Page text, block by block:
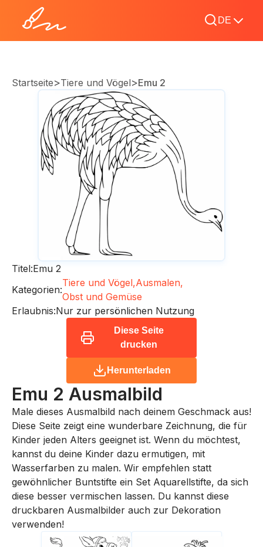
DE
Startseite>Tiere und Vögel>Emu 2
Titel:Emu 2
Kategorien:
Tiere und Vögel,Ausmalen,
Obst und Gemüse
Erlaubnis:Nur zur persönlichen Nutzung
Diese Seite
drucken
Herunterladen
Emu 2 Ausmalbild
Male dieses Ausmalbild nach deinem Geschmack aus!
Diese Seite zeigt eine wunderbare Zeichnung, die für
Kinder jeden Alters geeignet ist. Wenn du möchtest,
kannst du deine Kinder dazu ermutigen, mit
Wasserfarben zu malen. Wir empfehlen statt
gewöhnlicher Buntstifte ein Set Aquarellstifte, da sich
diese besser vermischen lassen. Du kannst diese
druckbaren Ausmalbilder auch zur Dekoration
verwenden!